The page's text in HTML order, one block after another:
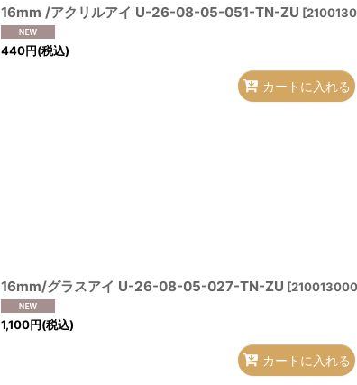
16mm /アクリルアイ U-26-08-05-051-TN-ZU [
440円(税込)
カートに入れる
16mm/グラスアイ U-26-08-05-027-TN-ZU [
1,100円(税込)
カートに入れる